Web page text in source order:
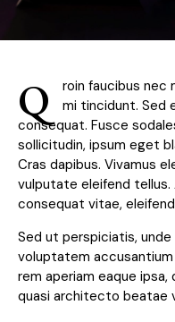
Q
roin faucibus nec
mi tincidunt. Sed
consequat. Fusce
sollicitudin, ipsum eget
Cras dapibus. Vivamus
vulputate eleifend tellus.
consequat vitae,
Sed ut perspiciatis,
voluptatem
rem aperiam eaque
quasi architecto beatae